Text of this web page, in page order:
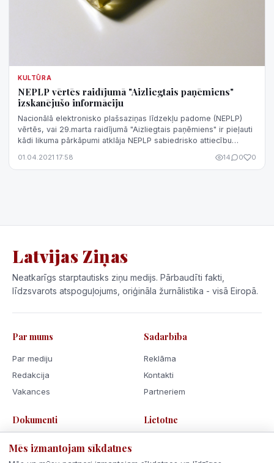
KULTŪRA
NEPLP vērtēs raidījumā "Aizliegtais paņēmiens"
izskanējušo informāciju
Nacionālā elektronisko plašsaziņas līdzekļu padome (NEPLP)
vērtēs, vai 29.marta raidījumā "Aizliegtais paņēmiens" ir pieļauti
kādi likuma pārkāpumi atklāja NEPLP sabiedrisko attiecību
01.04.2021 17:58 14 0 0
Latvijas Ziņas
Neatkarīgs starptautisks ziņu medijs. Pārbaudīti fakti,
līdzsvarots atspoguļojums, oriģināla žurnālistika - visā Eiropā.
Par mums
Par mediju
Redakcija
Vakances
Sadarbība
Reklāma
Kontakti
Partneriem
Dokumenti
Lietošanas noteikumi
Lietotne
Mēs izmantojam sīkdatnes